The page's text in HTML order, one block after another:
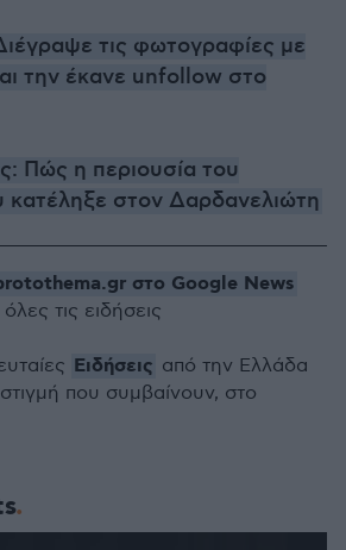
τις φωτογραφίες με
την έκανε unfollow στο
Πώς η περιουσία του
κατέληξε στον Δαρδανελιώτη
στο Google News
τις ειδήσεις
Ειδήσεις από την Ελλάδα
που συμβαίνουν, στο